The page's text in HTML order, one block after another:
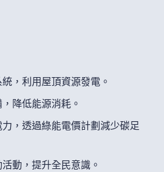
，利用屋頂資源發電。
降低能源消耗。
，透過綠能電價計劃減少碳足
動，提升全民意識。